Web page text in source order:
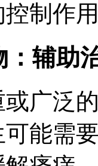
制作用
：辅助
或广泛
能需